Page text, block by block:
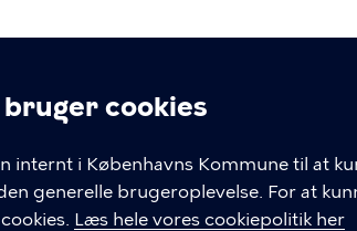
cookies
internt i Københavns Kommune til at
generelle brugeroplevelse. For at
Læs hele vores cookiepolitik her
Kommune GENVEJE